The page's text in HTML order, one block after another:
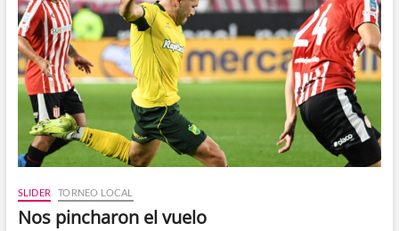
SLIDER TORNEO LOCAL
Nos pincharon el vuelo